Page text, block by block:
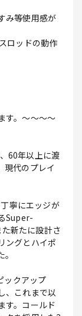
み等使用感が
ロッドの動作
す。～～～～
60年以上に渡
現代のプレイ
寧にエッジが
Super-
新たに設計さ
ングとハイポ
クアップ
、これまで以
す。コールド